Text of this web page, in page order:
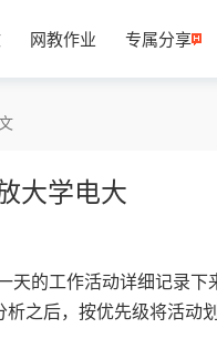
网教作业 专属分享
大学电大
天的工作活动详细记录下
之后，按优先级将活动